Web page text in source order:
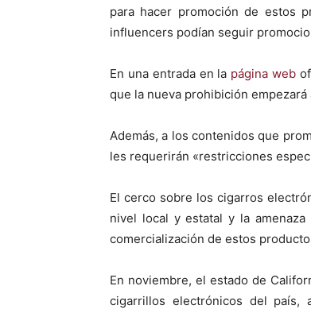
para hacer promoción de estos
influencers podían seguir
En una entrada en la página web
que la nueva prohibición
Además, a los contenidos que
les requerirán «restricciones
El cerco sobre los cigarros
nivel local y estatal y la
comercialización de estos
En noviembre, el estado de
cigarrillos electrónicos del país,